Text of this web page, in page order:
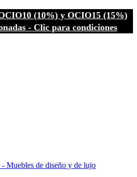
(10%) y OCIO15 (15%)
- Clic para condiciones